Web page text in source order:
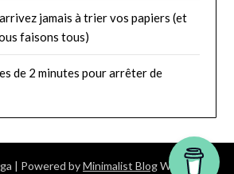
jamais à trier vos papiers (et
faisons tous)
de 2 minutes pour arrêter de
| Powered byMinimalist BlogWordPress